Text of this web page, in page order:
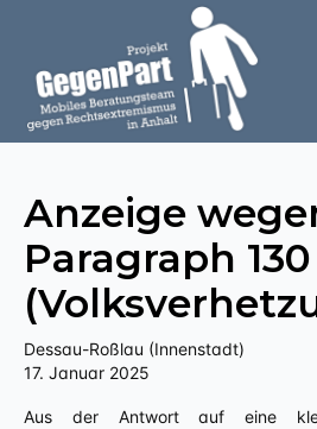
Anzeige
Paragraph 130
Dessau-Roßlau (Innenstadt)
17. Januar 2025
Aus der Antwort auf eine kleine Anfrage an die